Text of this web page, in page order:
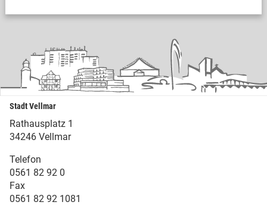
Stadt Vellmar
Rathausplatz 1
34246 Vellmar
Telefon
0561 82 92 0
Fax
0561 82 92 1081